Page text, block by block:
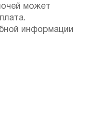
может
информации